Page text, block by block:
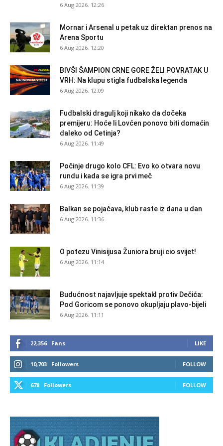
6 Aug 2026. 12:26
Mornar i Arsenal u petak uz direktan prenos na
Arena Sportu
6 Aug 2026. 12:20
BIVŠI ŠAMPION CRNE GORE ŽELI POVRATAK U
VRH: Na klupu stigla fudbalska legenda
6 Aug 2026. 12:09
Fudbalski dragulj koji nikako da dočeka
premijeru: Hoće li Lovćen ponovo biti domaćin
daleko od Cetinja?
6 Aug 2026. 11:49
Počinje drugo kolo CFL: Evo ko otvara novu
rundu i kada se igra prvi meč
6 Aug 2026. 11:39
Balkan se pojačava, klub raste iz dana u dan
6 Aug 2026. 11:36
O potezu Vinisijusa Žuniora bruji cio svijet!
6 Aug 2026. 11:14
Budućnost najavljuje spektakl protiv Dečića:
Pod Goricom se ponovo okupljaju plavo-bijeli
6 Aug 2026. 11:11
22,356 Fans LIKE
10,703 Followers FOLLOW
678 Followers FOLLOW